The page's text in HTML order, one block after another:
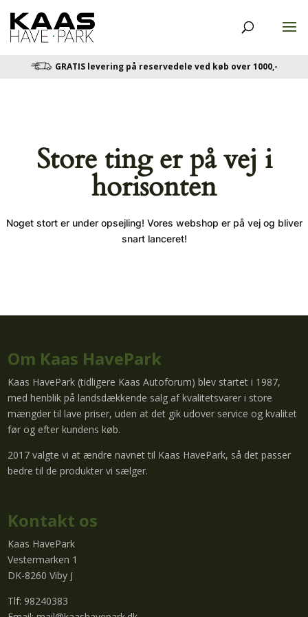
GRATIS levering på reservedele ved køb over 1000,-
Store ting er på vej i
horisonten
Noget stort er under opsejling! Vores webshop er på vej og bliver
snart lanceret!
Om Kaas HavePark
Kaas HavePark (tidligere Kaas Autoforum) blev startet i 1987,
med henblik på landsdækkende salg af kvalitetsvarer i store
mængder til lave priser, uden at det gik udover service og kvalitet
før og efter kundens køb.
2017 valgte vi at ændre navnet til Kaas HavePark, så det passer
bedre til de produkter vi sælger.
Kontakt os
Kaas HavePark
Vestermarken 1
DK-8260 Viby J
Tlf: 98240383